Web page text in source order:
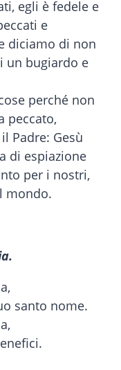
egli è fedele e
e
diciamo di non
un bugiardo e
perché non
peccato,
Padre: Gesù
di espiazione
per i nostri,
mondo.
santo nome.